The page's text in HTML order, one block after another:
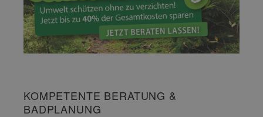
KOMPETENTE BERATUNG &
BADPLANUNG